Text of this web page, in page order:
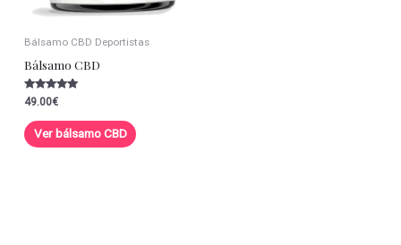
Bálsamo CBD Deportistas
Bálsamo CBD
Valorado con
5.00
de 5
49.00€
Ver bálsamo CBD